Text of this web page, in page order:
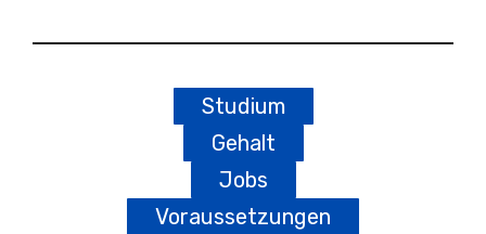
Studium
Gehalt
Jobs
Voraussetzungen